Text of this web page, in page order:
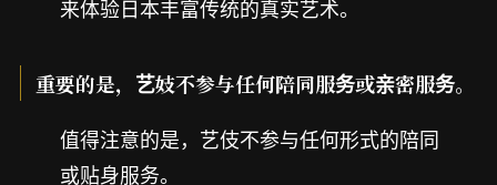
来体验日本丰富传统的真实艺术。
重要的是，艺妓不参与任何陪同服务或亲密服务。
值得注意的是，艺伎不参与任何形式的陪同
或贴身服务。